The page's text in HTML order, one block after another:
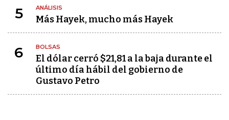
5 ANÁLISIS
Más Hayek, mucho más Hayek
6 BOLSAS
El dólar cerró $21,81 a la baja durante el
último día hábil del gobierno de
Gustavo Petro